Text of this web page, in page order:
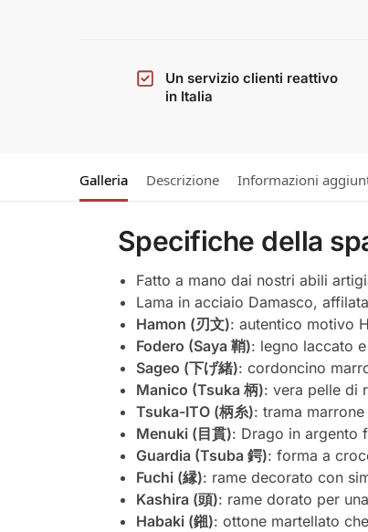
Un servizio clienti reattivo
in Italia
Galleria Descrizione Informazioni
Specifiche della
Fatto a mano dai nostri abili
Lama in acciaio Damasco,
Hamon (刃文): autentico motivo
Fodero (Saya 鞘): legno laccato
Sageo (下げ緒): cordoncino
Manico (Tsuka 柄): vera pelle di
Tsuka-ITO (柄糸): trama
Menuki (目貫): Drago in argento
Guardia (Tsuba 鍔): forma a
Fuchi (縁): rame decorato con
Kashira (頭): rame dorato per
Habaki (鎺): ottone martellato